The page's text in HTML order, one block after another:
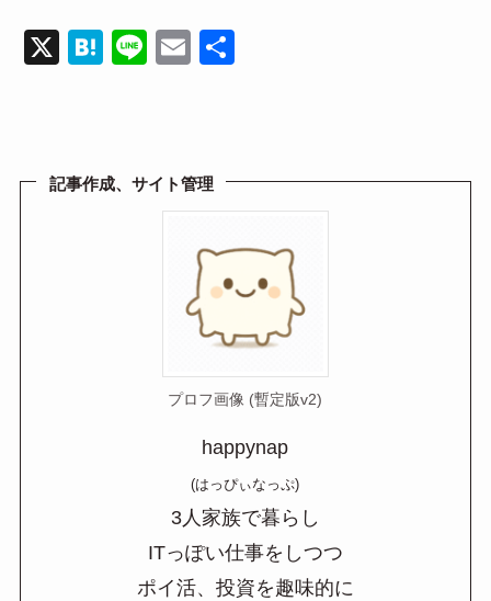
X
H
a
Li
E
記事作成、サイト管理
プロフ画像 (暫定版v2)
happynap
(はっぴぃなっぷ)
3人家族で暮らし
ITっぽい仕事をしつつ
ポイ活、投資を趣味的に